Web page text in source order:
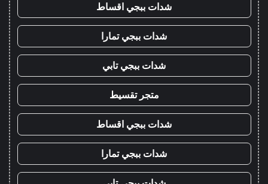
شدات ببجي اقساط
شدات ببجي تمارا
شدات ببجي تابي
متجر تقسيط
شدات ببجي اقساط
شدات ببجي تمارا